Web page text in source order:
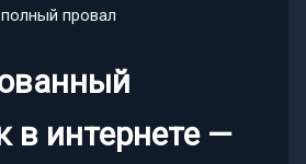
провал
в интернете —